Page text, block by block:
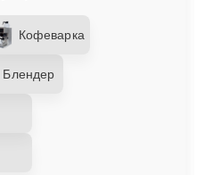
Кофеварка
Блендер